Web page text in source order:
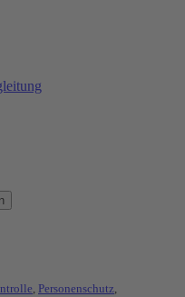
, Personenschutz,